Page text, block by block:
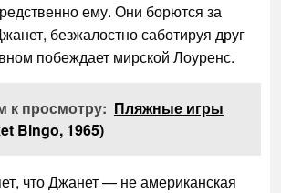
ему. Они борются за
безжалостно саботируя друг
побеждает мирской Лоуренс.
к просмотру: Пляжные игры
Bingo, 1965)
что Джанет — не американская